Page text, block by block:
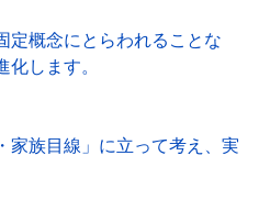
定概念にとらわれることな
します。
家族目線」に立って考え、実